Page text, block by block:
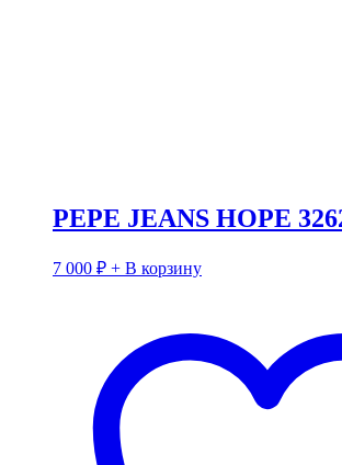
PEPE JEANS HOPE
7 000 ₽ + В корзину